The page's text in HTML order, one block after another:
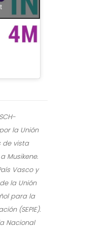
la Unión
de vista
Musikene.
Vasco y
la Unión
para la
(SEPIE).
Nacional